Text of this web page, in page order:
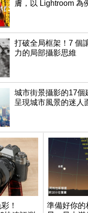
膚，以 Lightroom 為
打破全局框架！7 個
力的局部攝影思維
城市街景攝影的17個
呈現城市風景的迷人
！
準備好你的